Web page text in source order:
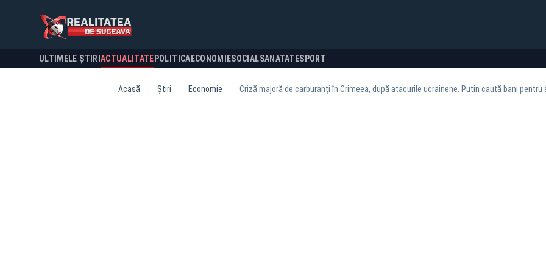
ULTIMELE ȘTIRI ACTUALITATE POLITICA ECONOMIESOCIALSANATATESPORT
Acasă Știri Economie Criză majoră de carburanți în Crimeea, după atacurile ucrainene. Putin caută bani pentru